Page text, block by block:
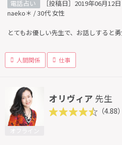
電話占い
［投稿日］2019年06月12日
naeko＊ / 30代 女性
とてもお優しい先生で、お話しすると勇
人間関係 仕事
オリヴィア 先生
（4.88）